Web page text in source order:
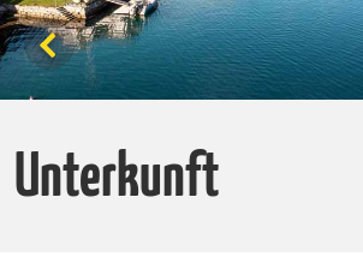
Unterkunft